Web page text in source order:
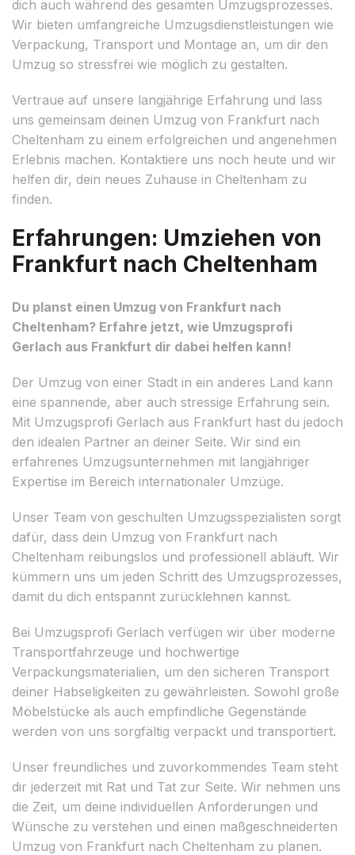
dich auch während des gesamten Umzugsprozesses.
Wir bieten umfangreiche Umzugsdienstleistungen wie
Verpackung, Transport und Montage an, um dir den
Umzug so stressfrei wie möglich zu gestalten.
Vertraue auf unsere langjährige Erfahrung und lass
uns gemeinsam deinen Umzug von Frankfurt nach
Cheltenham zu einem erfolgreichen und angenehmen
Erlebnis machen. Kontaktiere uns noch heute und wir
helfen dir, dein neues Zuhause in Cheltenham zu
finden.
Erfahrungen: Umziehen von
Frankfurt nach Cheltenham
Du planst einen Umzug von Frankfurt nach
Cheltenham? Erfahre jetzt, wie Umzugsprofi
Gerlach aus Frankfurt dir dabei helfen kann!
Der Umzug von einer Stadt in ein anderes Land kann
eine spannende, aber auch stressige Erfahrung sein.
Mit Umzugsprofi Gerlach aus Frankfurt hast du jedoch
den idealen Partner an deiner Seite. Wir sind ein
erfahrenes Umzugsunternehmen mit langjähriger
Expertise im Bereich internationaler Umzüge.
Unser Team von geschulten Umzugsspezialisten sorgt
dafür, dass dein Umzug von Frankfurt nach
Cheltenham reibungslos und professionell abläuft. Wir
kümmern uns um jeden Schritt des Umzugsprozesses,
damit du dich entspannt zurücklehnen kannst.
Bei Umzugsprofi Gerlach verfügen wir über moderne
Transportfahrzeuge und hochwertige
Verpackungsmaterialien, um den sicheren Transport
deiner Habseligkeiten zu gewährleisten. Sowohl große
Möbelstücke als auch empfindliche Gegenstände
werden von uns sorgfältig verpackt und transportiert.
Unser freundliches und zuvorkommendes Team steht
dir jederzeit mit Rat und Tat zur Seite. Wir nehmen uns
die Zeit, um deine individuellen Anforderungen und
Wünsche zu verstehen und einen maßgeschneiderten
Umzug von Frankfurt nach Cheltenham zu planen.